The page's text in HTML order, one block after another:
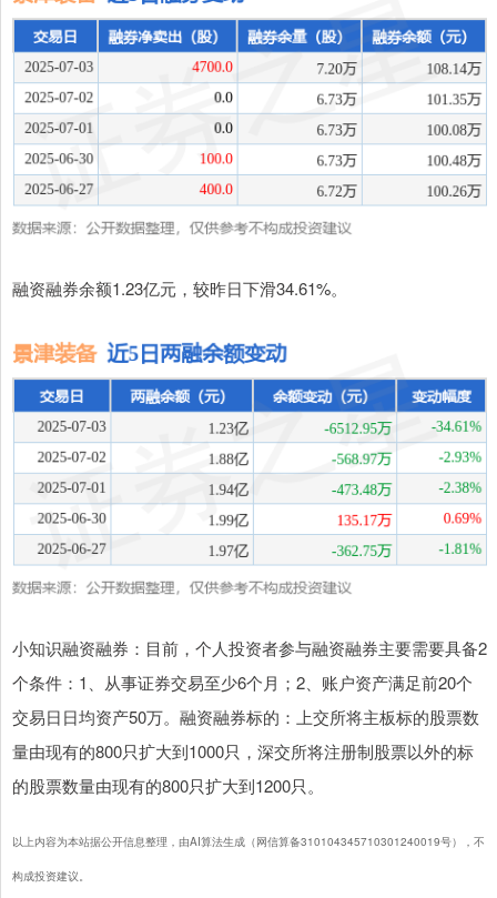
融资融券余额1.23亿元，较昨日下滑34.61%。
小知识融资融券：目前，个人投资者参与融资融券主要需要具备2
个条件：1、从事证券交易至少6个月；2、账户资产满足前20个
交易日日均资产50万。融资融券标的：上交所将主板标的股票数
量由现有的800只扩大到1000只，深交所将注册制股票以外的标
的股票数量由现有的800只扩大到1200只。
以上内容为本站据公开信息整理，由AI算法生成（网信算备310104345710301240019号），不
构成投资建议。